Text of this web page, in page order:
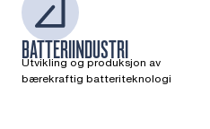
BATTERIINDUSTRI
Utvikling og produksjon av
bærekraftig batteriteknologi